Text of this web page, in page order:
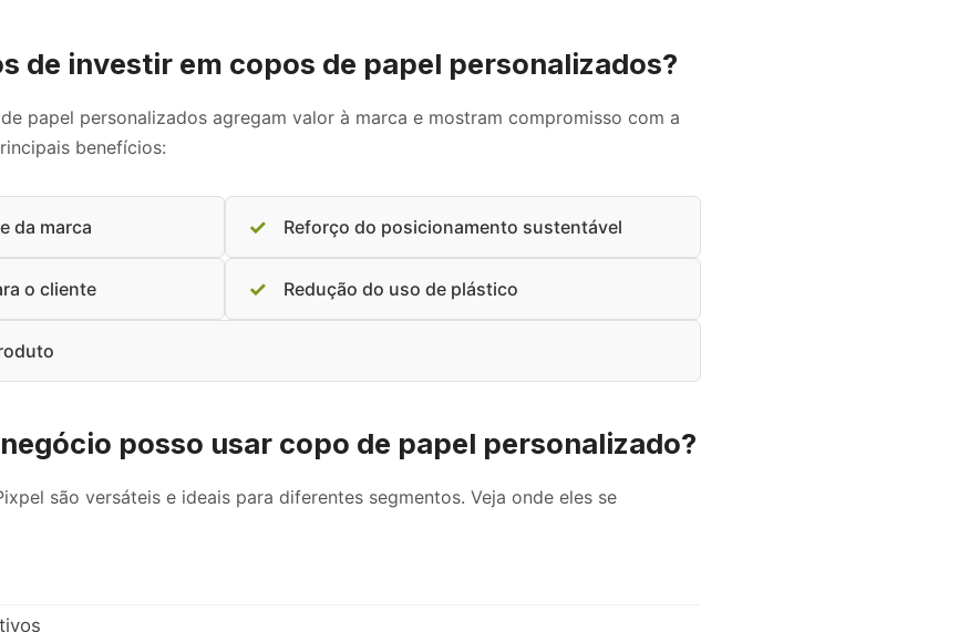
de investir em copos de papel personalizados?
papel personalizados agregam valor à marca e mostram compromisso com a
benefícios:
da marca ✓ Reforço do posicionamento sustentável
o cliente ✓ Redução do uso de plástico
posso usar copo de papel personalizado?
são versáteis e ideais para diferentes segmentos. Veja onde eles se